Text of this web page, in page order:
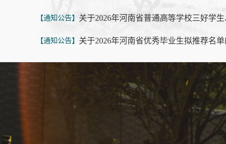
【通知公告】
【通知公告】 关于2026年河南省优秀毕业生拟推荐名